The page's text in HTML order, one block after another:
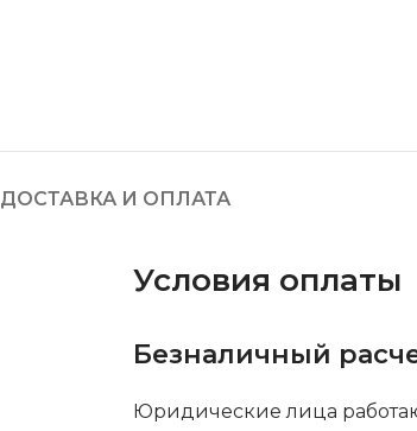
ДОСТАВКА И ОПЛАТА
Условия оплаты
Безналичный
Юридические лица